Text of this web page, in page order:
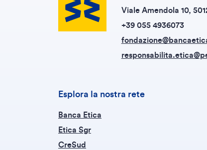
Viale Amendola 10,
+39 055 4936073
Esplora la nostra rete
Banca Etica
Etica Sgr
CreSud